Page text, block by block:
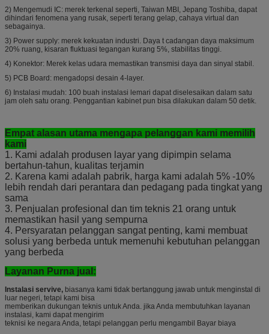
2) Mengemudi IC: merek terkenal seperti, Taiwan MBI, Jepang Toshiba, dapat
dihindari fenomena yang rusak, seperti terang gelap, cahaya virtual dan
sebagainya.
3) Power supply: merek kekuatan industri. Daya t cadangan daya maksimum
20% ruang, kisaran fluktuasi tegangan kurang 5%, stabilitas tinggi.
4) Konektor: Merek kelas udara memastikan transmisi daya dan sinyal stabil.
5) PCB Board: mengadopsi desain 4-layer.
6) Instalasi mudah: 100 buah instalasi lemari dapat diselesaikan dalam satu
jam oleh satu orang. Penggantian kabinet pun bisa dilakukan dalam 50 detik.
Empat alasan utama mengapa pelanggan kami memilih
kami
1. Kami adalah produsen layar yang dipimpin selama
bertahun-tahun, kualitas terjamin
2. Karena kami adalah pabrik, harga kami adalah 5% -10%
lebih rendah dari perantara dan pedagang pada tingkat yang
sama
3. Penjualan profesional dan tim teknis 21 orang untuk
memastikan hasil yang sempurna
4. Persyaratan pelanggan sangat penting, kami membuat
solusi yang berbeda untuk memenuhi kebutuhan pelanggan
yang berbeda
Layanan Purna jual:
Instalasi servive, biasanya kami tidak bertanggung jawab untuk menginstal di
luar negeri, tetapi kami bisa
memberikan dukungan teknis untuk Anda. jika Anda membutuhkan layanan
instalasi, kami dapat mengirim
teknisi ke negara Anda, tetapi pelanggan perlu mengambil Bayar biaya